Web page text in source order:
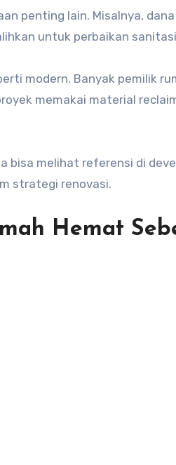
penting lain. Misalnya,
untuk perbaikan
modern. Banyak pemilik
memakai material
bisa melihat referensi di
strategi renovasi.
Hemat